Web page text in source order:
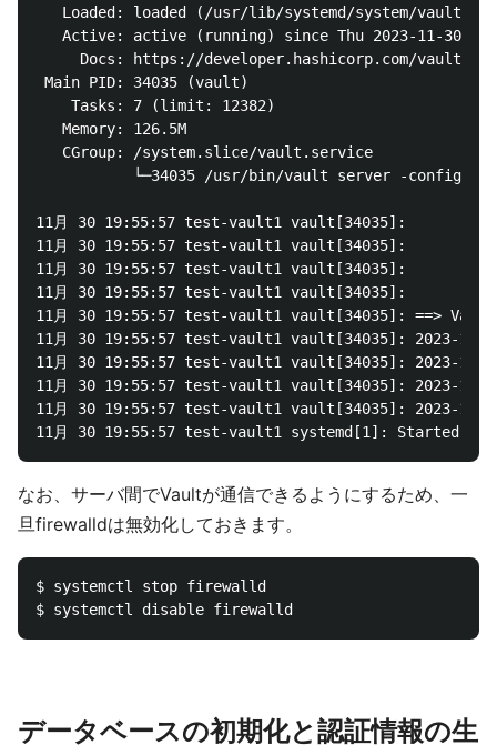
Loaded: loaded (/usr/lib/systemd/system/
Active: active (running) since Thu 2023-11-30
Docs: https://developer.hashicorp.com/vault/
Main PID: 34035 (vault)
    Tasks: 7 (limit: 12382)
   Memory: 126.5M
   CGroup: /system.slice/vault.service
└─34035 /usr/bin/vault server -config=/
11月 30 19:55:57 test-vault1 vault[34035]:
11月 30 19:55:57 test-vault1 vault[34035]:
11月 30 19:55:57 test-vault1 vault[34035]:
11月 30 19:55:57 test-vault1 vault[34035]:
11月 30 19:55:57 test-vault1 vault[34035]: ==>
11月 30 19:55:57 test-vault1 vault[34035]: 2023-11-
11月 30 19:55:57 test-vault1 vault[34035]: 2023-11-
11月 30 19:55:57 test-vault1 vault[34035]: 2023-
11月 30 19:55:57 test-vault1 vault[34035]: 2023-11-
なお、サーバ間でVaultが通信できるようにするため、一
旦firewalldは無効化しておきます。
$ systemctl stop firewalld
データベースの初期化と認証情報の生